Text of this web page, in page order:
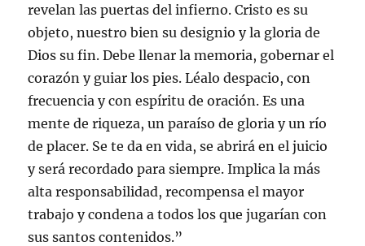
revelan las puertas del infierno. Cristo es su
objeto, nuestro bien su designio y la gloria de
Dios su fin. Debe llenar la memoria, gobernar el
corazón y guiar los pies. Léalo despacio, con
frecuencia y con espíritu de oración. Es una
mente de riqueza, un paraíso de gloria y un río
de placer. Se te da en vida, se abrirá en el juicio
y será recordado para siempre. Implica la más
alta responsabilidad, recompensa el mayor
trabajo y condena a todos los que jugarían con
sus santos contenidos.”